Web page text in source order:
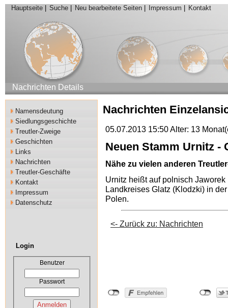
Hauptseite Suche Neu bearbeitete Seiten Impressum Kontakt
Nachrichten Details
Namensdeutung
Siedlungsgeschichte
Treutler-Zweige
Geschichten
Links
Nachrichten
Treutler-Geschäfte
Kontakt
Impressum
Datenschutz
Login
Benutzer
Passwort
Nachrichten
05.07.2013 15:50 Alter: 13
Neuen Stamm Urnitz -
Nähe zu vielen anderen
Urnitz heißt auf polnisch
Landkreises Glatz (Klodzki) in
Polen.
<- Zurück zu: Nachrichten